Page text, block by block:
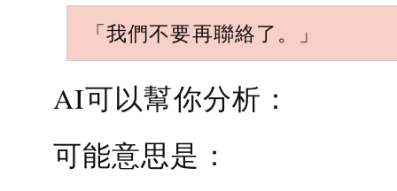
「我們不要再聯絡了。」
AI可以幫你分析：
可能意思是：